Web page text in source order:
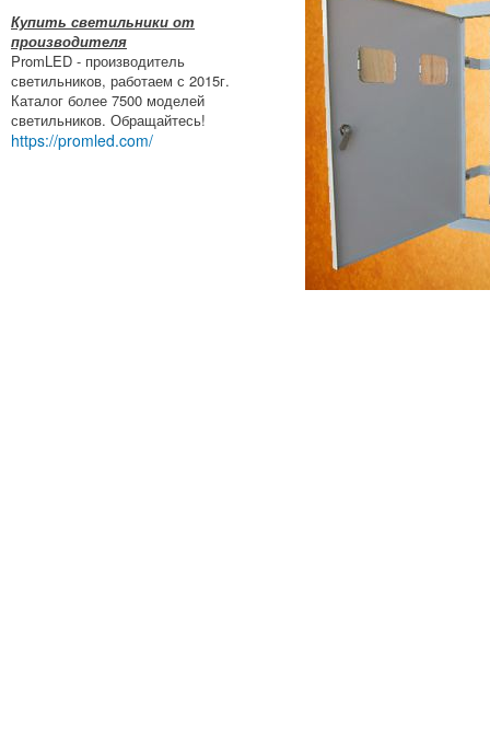
Купить светильники от
производителя
PromLED - производитель
светильников, работаем с 2015г.
Каталог более 7500 моделей
светильников. Обращайтесь!
https://promled.com/